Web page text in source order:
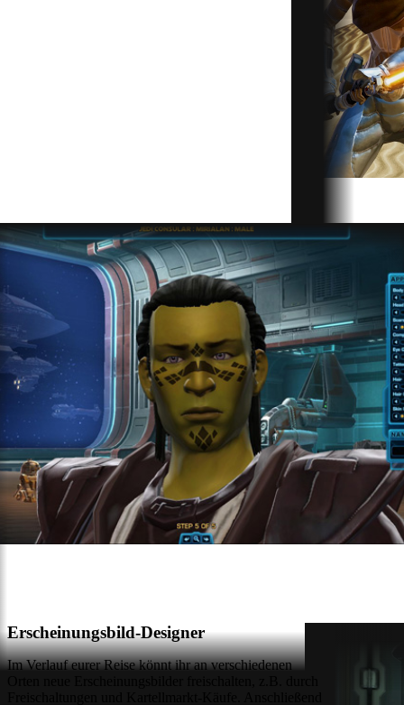
Erscheinungsbild-Designer
Im Verlauf eurer Reise könnt ihr an verschiedenen